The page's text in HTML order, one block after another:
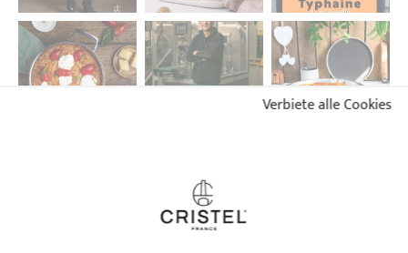
FOLGEN SIE UNS AUF INSTAGRAM
Verbiete alle Cookies